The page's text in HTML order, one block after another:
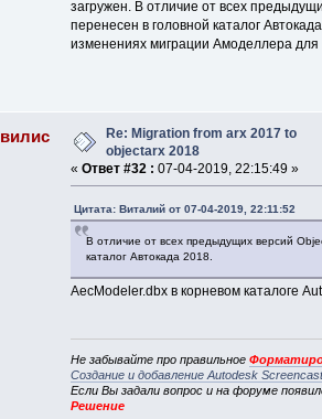
загружен. В отличие от всех
перенесен в головной каталог
изменениях миграции Амоделлера для
Re: Migration from arx 2017 to
objectarx 2018
« Ответ #32 : 07-04-2019, 22:15:49 »
Цитата: Виталий от 07-04-2019, 22:11:52
В отличие от всех предыдущих версий
каталог Автокада 2018.
AecModeler.dbx в корневом каталоге
Не забывайте про правильное
Создание и добавление Autodesk
Если Вы задали вопрос и на форуме
Решение